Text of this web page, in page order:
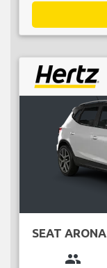
SEAT ARONA
group